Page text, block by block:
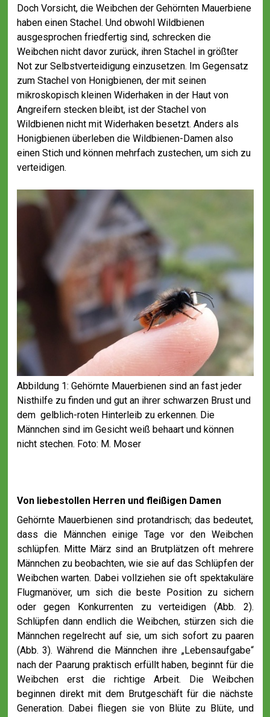
Doch Vorsicht, die Weibchen der Gehörnten Mauerbiene
haben einen Stachel. Und obwohl Wildbienen
ausgesprochen friedfertig sind, schrecken die
Weibchen nicht davor zurück, ihren Stachel in größter
Not zur Selbstverteidigung einzusetzen. Im Gegensatz
zum Stachel von Honigbienen, der mit seinen
mikroskopisch kleinen Widerhaken in der Haut von
Angreifern stecken bleibt, ist der Stachel von
Wildbienen nicht mit Widerhaken besetzt. Anders als
Honigbienen überleben die Wildbienen-Damen also
einen Stich und können mehrfach zustechen, um sich zu
verteidigen.
Abbildung 1: Gehörnte Mauerbienen sind an fast jeder
Nisthilfe zu finden und gut an ihrer schwarzen Brust und
dem gelblich-roten Hinterleib zu erkennen. Die
Männchen sind im Gesicht weiß behaart und können
nicht stechen. Foto: M. Moser
Von liebestollen Herren und fleißigen Damen
Gehörnte Mauerbienen sind protandrisch; das bedeutet,
dass die Männchen einige Tage vor den Weibchen
schlüpfen. Mitte März sind an Brutplätzen oft mehrere
Männchen zu beobachten, wie sie auf das Schlüpfen der
Weibchen warten. Dabei vollziehen sie oft spektakuläre
Flugmanöver, um sich die beste Position zu sichern
oder gegen Konkurrenten zu verteidigen (Abb. 2).
Schlüpfen dann endlich die Weibchen, stürzen sich die
Männchen regelrecht auf sie, um sich sofort zu paaren
(Abb. 3). Während die Männchen ihre „Lebensaufgabe“
nach der Paarung praktisch erfüllt haben, beginnt für die
Weibchen erst die richtige Arbeit. Die Weibchen
beginnen direkt mit dem Brutgeschäft für die nächste
Generation. Dabei fliegen sie von Blüte zu Blüte, und